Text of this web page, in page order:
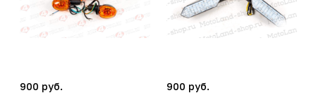
900 руб.
900 руб.